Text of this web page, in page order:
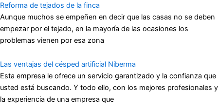
Reforma de tejados de la finca
Aunque muchos se empeñen en decir que las casas no se deben
empezar por el tejado, en la mayoría de las ocasiones los
problemas vienen por esa zona
Las ventajas del césped artificial Niberma
Esta empresa le ofrece un servicio garantizado y la confianza que
usted está buscando. Y todo ello, con los mejores profesionales y
la experiencia de una empresa que